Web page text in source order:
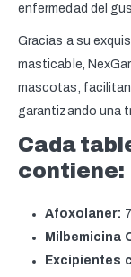
enfermedad del
Gracias a su
masticable,
mascotas,
garantizando una
Cada
contiene:
Afoxolaner:
Milbemicina
Excipientes